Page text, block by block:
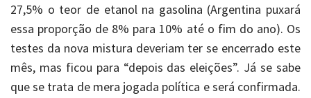
27,5% o teor de etanol na gasolina (Argentina puxará
essa proporção de 8% para 10% até o fim do ano). Os
testes da nova mistura deveriam ter se encerrado este
mês, mas ficou para “depois das eleições”. Já se sabe
que se trata de mera jogada política e será confirmada.